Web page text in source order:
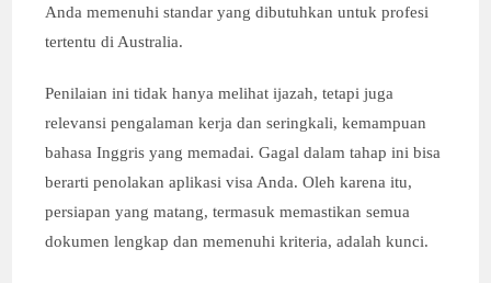
Anda memenuhi standar yang dibutuhkan untuk profesi
tertentu di Australia.
Penilaian ini tidak hanya melihat ijazah, tetapi juga
relevansi pengalaman kerja dan seringkali, kemampuan
bahasa Inggris yang memadai. Gagal dalam tahap ini bisa
berarti penolakan aplikasi visa Anda. Oleh karena itu,
persiapan yang matang, termasuk memastikan semua
dokumen lengkap dan memenuhi kriteria, adalah kunci.